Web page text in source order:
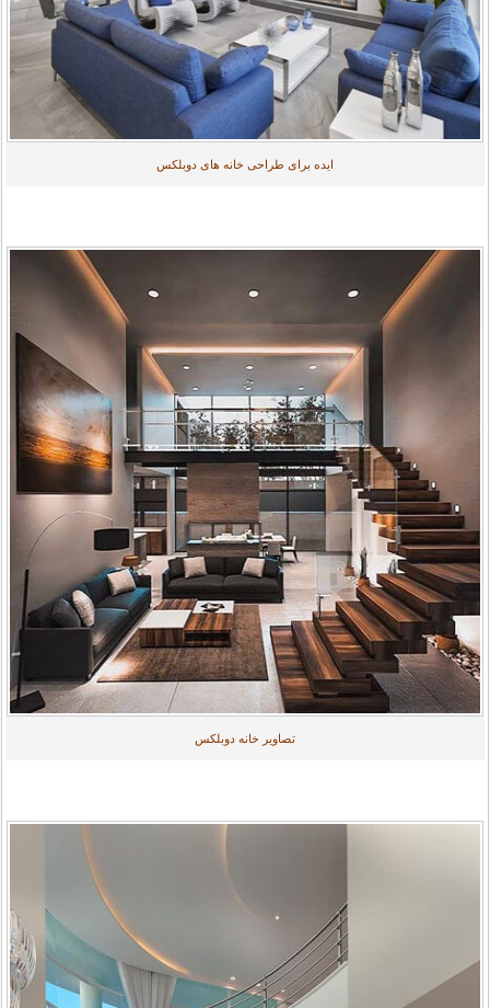
ایده برای طراحی خانه های دوبلکس
تصاویر خانه دوبلکس